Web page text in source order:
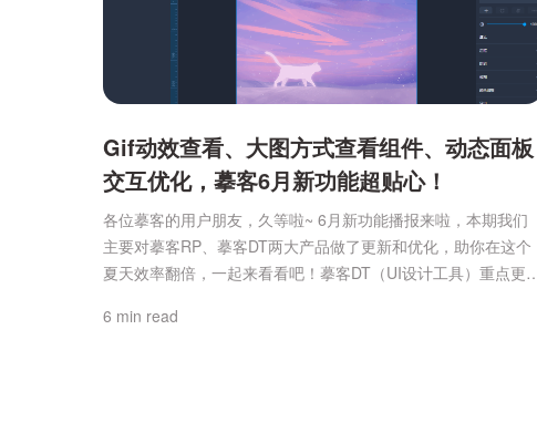
Gif动效查看、大图方式查看组件、动态面板
交互优化，摹客6月新功能超贴心！
各位摹客的用户朋友，久等啦~ 6月新功能播报来啦，本期我们
主要对摹客RP、摹客DT两大产品做了更新和优化，助你在这个
夏天效率翻倍，一起来看看吧！摹客DT（UI设计工具）重点更
Gif格式的图片，只会显示为一张静态图，无法查看动画效果。而
6 min read